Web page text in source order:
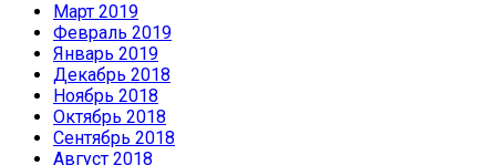
Март 2019
Февраль 2019
Январь 2019
Декабрь 2018
Ноябрь 2018
Октябрь 2018
Сентябрь 2018
Август 2018